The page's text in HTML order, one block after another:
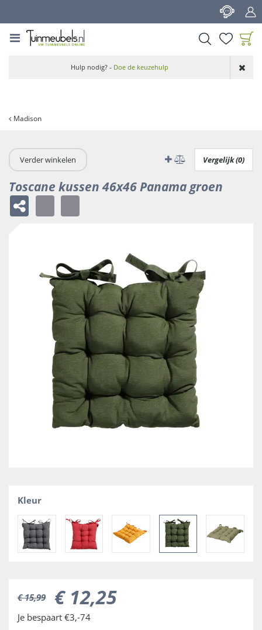
Madison
aan wensenlijst
Hulp nodig? - Doe de keuzehulp
Verder winkelen Vergelijk (0)
Toscane kussen 46x46 Panama groen
Kleur
€ 15,99 € 12,25
Je bespaart €3,-74